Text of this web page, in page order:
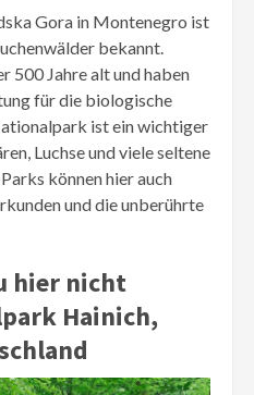
Gora in Montenegro ist
bekannt.
500 Jahre alt und haben
für die biologische
ist ein wichtiger
Luchse und viele seltene
können hier auch
und die unberührte
hier nicht
Hainich,